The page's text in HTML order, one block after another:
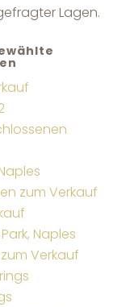
Lagen.
zum Verkauf
Naples
Verkauf